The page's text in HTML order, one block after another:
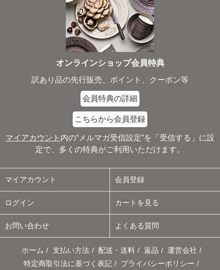
オンラインショップ会員特典
訳あり品の先行販売、ポイント、クーポン等
会員特典の詳細
こちらから会員登録
マイアカウント 内の“メルマガ受信設定”を「受信する」に設
定で、多くの特典がご利用いただけます。
マイアカウント 会員登録
ログイン カートを見る
お問い合わせ よくある質問
ホーム / 支払い方法 / 配送・送料 / 返品 / 運営会社 /
特定商取引法に基づく表記 / プライバシーポリシー /